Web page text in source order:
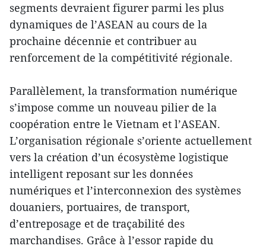
segments devraient figurer parmi les plus
dynamiques de l’ASEAN au cours de la
prochaine décennie et contribuer au
renforcement de la compétitivité régionale.
Parallèlement, la transformation numérique
s’impose comme un nouveau pilier de la
coopération entre le Vietnam et l’ASEAN.
L’organisation régionale s’oriente actuellement
vers la création d’un écosystème logistique
intelligent reposant sur les données
numériques et l’interconnexion des systèmes
douaniers, portuaires, de transport,
d’entreposage et de traçabilité des
marchandises. Grâce à l’essor rapide du